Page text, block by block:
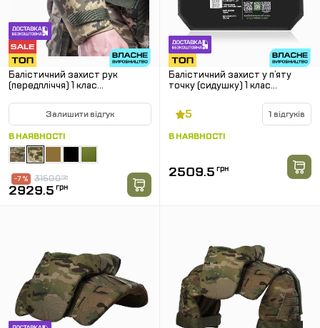
Балістичний захист рук
(передпліччя) 1 клас
Залишити відгук
В НАЯВНОСТІ
3150.0грн
-7 %
2929.5 грн
Балістичний захист у п’яту
точку (сидушку) 1 клас
5 1 відгуків
В НАЯВНОСТІ
2509.5 грн